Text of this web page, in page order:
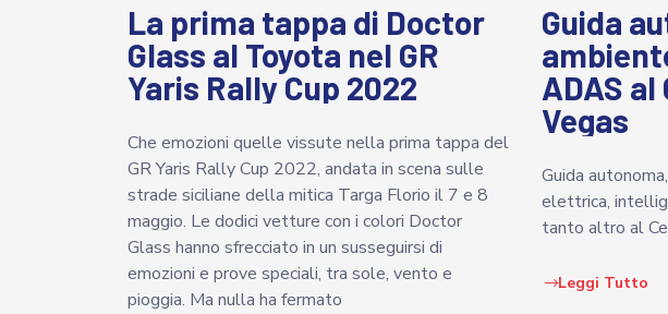
La prima tappa di Doctor
Glass al Toyota nel GR
Yaris Rally Cup 2022
Che emozioni quelle vissute nella prima tappa del
GR Yaris Rally Cup 2022, andata in scena sulle
strade siciliane della mitica Targa Florio il 7 e 8
maggio. Le dodici vetture con i colori Doctor
Glass hanno sfrecciato in un susseguirsi di
emozioni e prove speciali, tra sole, vento e
pioggia. Ma nulla ha fermato
Guida
ADAS al
Vegas
Guida
elettrica,
tanto altro al
Leggi Tutto